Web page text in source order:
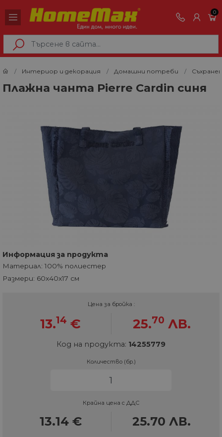
0
Интериор и декорация Домашни потреби
Плажна чанта Pierre Cardin синя
Информация за продукта
Материал: 100% полиестер
Размери: 60x40x17 см
Цена за бройка :
13.14 € 25.70 ЛВ.
Код на продукта: 14255779
Количество (бр.)
Крайна цена с ДДС
13.14 € 25.70 ЛВ.